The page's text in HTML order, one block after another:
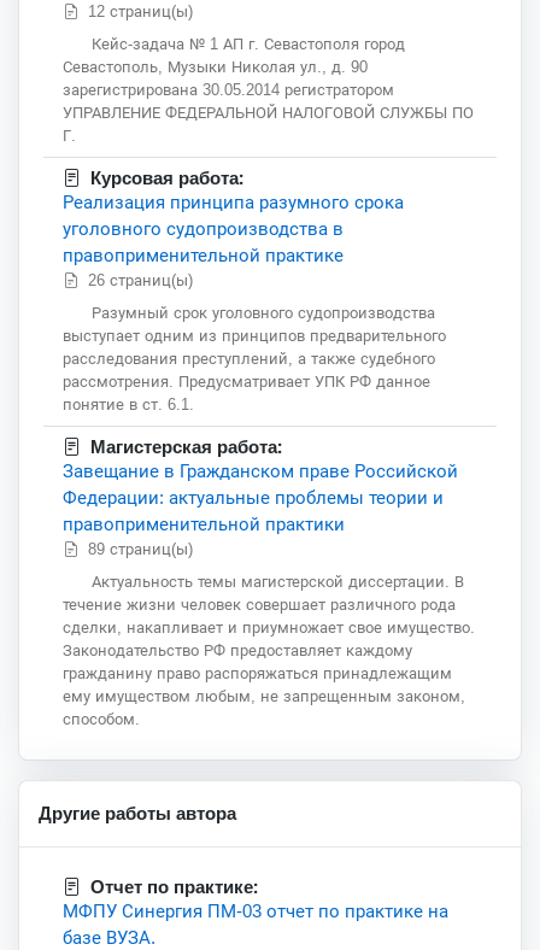
12 страниц(ы)
Кейс-задача № 1 АП г. Севастополя город
Севастополь, Музыки Николая ул., д. 90
зарегистрирована 30.05.2014 регистратором
УПРАВЛЕНИЕ ФЕДЕРАЛЬНОЙ НАЛОГОВОЙ СЛУЖБЫ ПО
Г.
Курсовая работа:
Реализация принципа разумного срока
уголовного судопроизводства в
правоприменительной практике
26 страниц(ы)
Разумный срок уголовного судопроизводства
выступает одним из принципов предварительного
расследования преступлений, а также судебного
рассмотрения. Предусматривает УПК РФ данное
понятие в ст. 6.1.
Магистерская работа:
Завещание в Гражданском праве Российской
Федерации: актуальные проблемы теории и
правоприменительной практики
89 страниц(ы)
Актуальность темы магистерской диссертации. В
течение жизни человек совершает различного рода
сделки, накапливает и приумножает свое имущество.
Законодательство РФ предоставляет каждому
гражданину право распоряжаться принадлежащим
ему имуществом любым, не запрещенным законом,
способом.
Другие работы автора
Отчет по практике:
МФПУ Синергия ПМ-03 отчет по практике на
базе ВУЗА.